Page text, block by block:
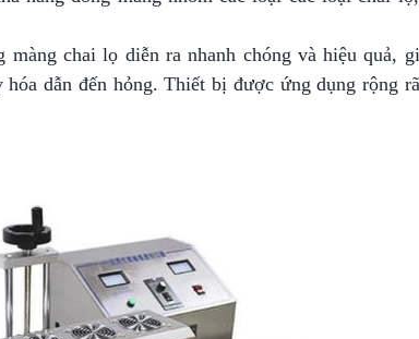
chai lọ diễn ra nhanh chóng và hiệu quả,
dẫn đến hỏng. Thiết bị được ứng dụng rộng